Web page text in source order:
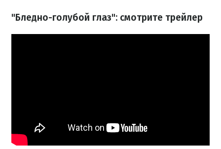
"Бледно-голубой глаз": смотрите трейлер